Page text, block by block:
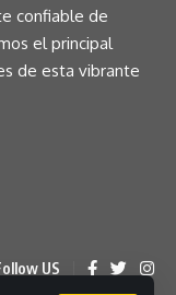
confiable de
el principal
de esta vibrante
US